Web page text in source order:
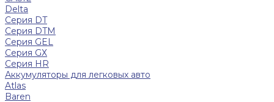
Delta
Серия DT
Серия DTM
Серия GEL
Серия GХ
Серия HR
Аккумуляторы для легковых авто
Atlas
Baren